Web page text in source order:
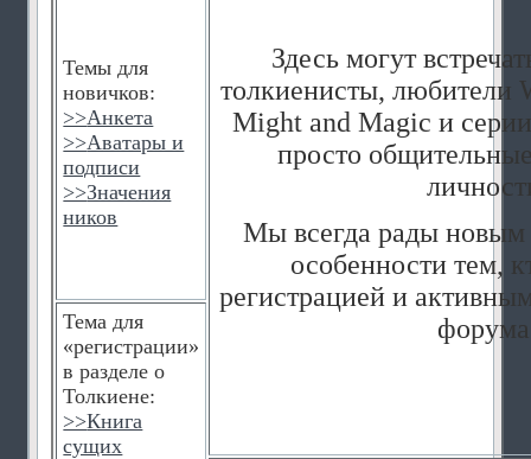
Темы для
новичков:
>>Анкета
>>Аватары и
подписи
>>Значения
ников
Здесь могут
толкиенисты, любители
Might and Magic и
просто
Мы всегда рады новым
особенности тем,
регистрацией и
Тема для
«регистрации»
в разделе о
Толкиене:
>>Книга
сущих